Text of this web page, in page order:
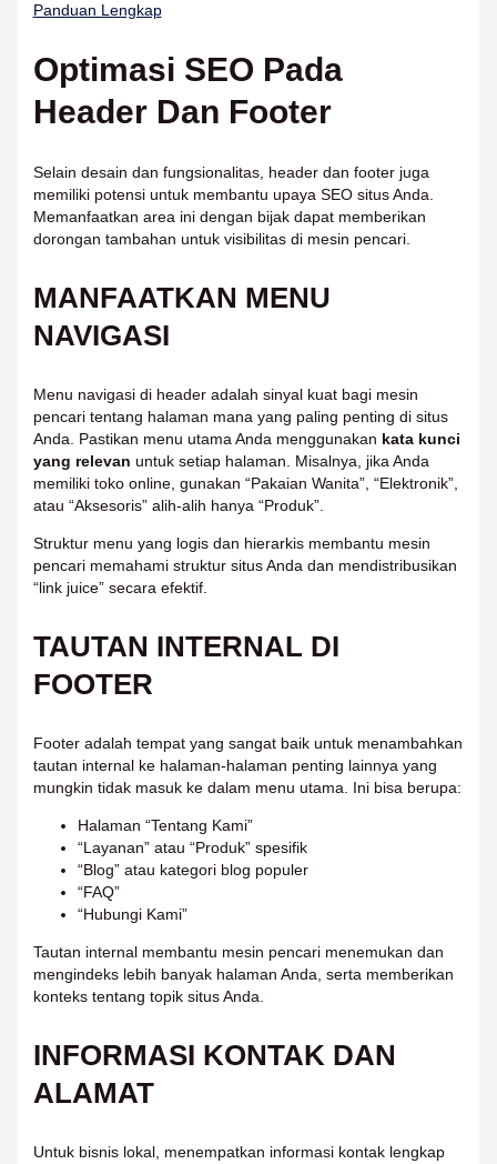
Panduan Lengkap
Optimasi SEO Pada
Header Dan Footer
Selain desain dan fungsionalitas, header dan footer juga
memiliki potensi untuk membantu upaya SEO situs Anda.
Memanfaatkan area ini dengan bijak dapat memberikan
dorongan tambahan untuk visibilitas di mesin pencari.
MANFAATKAN MENU
NAVIGASI
Menu navigasi di header adalah sinyal kuat bagi mesin
pencari tentang halaman mana yang paling penting di situs
Anda. Pastikan menu utama Anda menggunakan kata kunci
yang relevan untuk setiap halaman. Misalnya, jika Anda
memiliki toko online, gunakan “Pakaian Wanita”, “Elektronik”,
atau “Aksesoris” alih-alih hanya “Produk”.
Struktur menu yang logis dan hierarkis membantu mesin
pencari memahami struktur situs Anda dan mendistribusikan
“link juice” secara efektif.
TAUTAN INTERNAL DI
FOOTER
Footer adalah tempat yang sangat baik untuk menambahkan
tautan internal ke halaman-halaman penting lainnya yang
mungkin tidak masuk ke dalam menu utama. Ini bisa berupa:
Halaman “Tentang Kami”
“Layanan” atau “Produk” spesifik
“Blog” atau kategori blog populer
“FAQ”
“Hubungi Kami”
Tautan internal membantu mesin pencari menemukan dan
mengindeks lebih banyak halaman Anda, serta memberikan
konteks tentang topik situs Anda.
INFORMASI KONTAK DAN
ALAMAT
Untuk bisnis lokal, menempatkan informasi kontak lengkap